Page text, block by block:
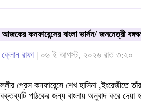
আজকের কনফারেন্সের বাংলা ভার্সন/ জননেত্রী
ক্লোন রাফা| ০৬ ই আগস্ট, ২০২৬ রাত ৩:২০
ল্লীর প্রেস কনফারেন্সে শেখ হাসিনা ,ইংরেজীতে
বক্তব্যটি পাঠকের জন্য বাংলায় অনুবাদ করে দেয়া